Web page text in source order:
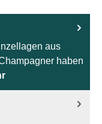
aus
haben